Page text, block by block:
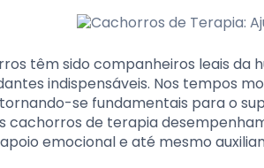
têm sido companheiros leais da
indispensáveis. Nos tempos
se fundamentais para o
cachorros de terapia
emocional e até mesmo